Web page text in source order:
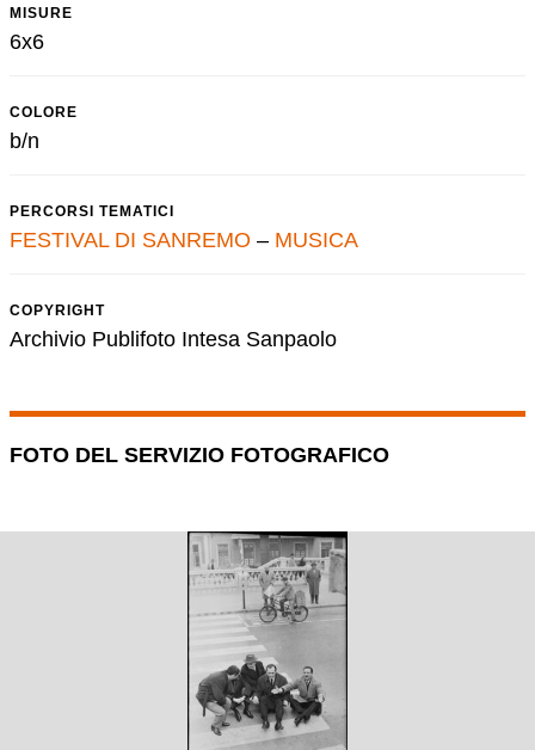
MISURE
6x6
COLORE
b/n
PERCORSI TEMATICI
FESTIVAL DI SANREMO – MUSICA
COPYRIGHT
Archivio Publifoto Intesa Sanpaolo
FOTO DEL SERVIZIO FOTOGRAFICO